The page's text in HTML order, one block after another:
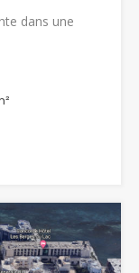
dans une